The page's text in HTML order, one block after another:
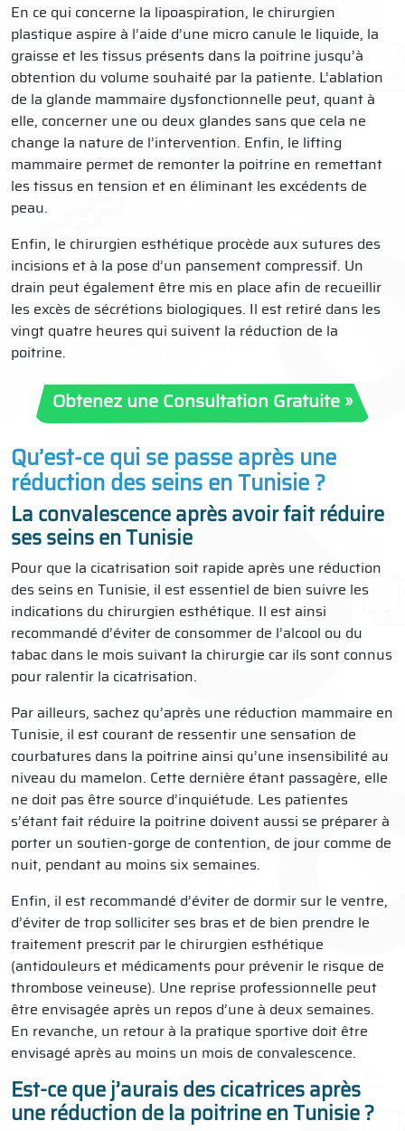
En ce qui concerne la lipoaspiration, le chirurgien
plastique aspire à l’aide d’une micro canule le liquide, la
graisse et les tissus présents dans la poitrine jusqu’à
obtention du volume souhaité par la patiente. L’ablation
de la glande mammaire dysfonctionnelle peut, quant à
elle, concerner une ou deux glandes sans que cela ne
change la nature de l’intervention. Enfin, le lifting
mammaire permet de remonter la poitrine en remettant
les tissus en tension et en éliminant les excédents de
peau.
Enfin, le chirurgien esthétique procède aux sutures des
incisions et à la pose d’un pansement compressif. Un
drain peut également être mis en place afin de recueillir
les excès de sécrétions biologiques. Il est retiré dans les
vingt quatre heures qui suivent la réduction de la
poitrine.
Obtenez une Consultation Gratuite »
Qu’est-ce qui se passe après une
réduction des seins en Tunisie ?
La convalescence après avoir fait réduire
ses seins en Tunisie
Pour que la cicatrisation soit rapide après une réduction
des seins en Tunisie, il est essentiel de bien suivre les
indications du chirurgien esthétique. Il est ainsi
recommandé d’éviter de consommer de l’alcool ou du
tabac dans le mois suivant la chirurgie car ils sont connus
pour ralentir la cicatrisation.
Par ailleurs, sachez qu’après une réduction mammaire en
Tunisie, il est courant de ressentir une sensation de
courbatures dans la poitrine ainsi qu’une insensibilité au
niveau du mamelon. Cette dernière étant passagère, elle
ne doit pas être source d’inquiétude. Les patientes
s’étant fait réduire la poitrine doivent aussi se préparer à
porter un soutien-gorge de contention, de jour comme de
nuit, pendant au moins six semaines.
Enfin, il est recommandé d’éviter de dormir sur le ventre,
d’éviter de trop solliciter ses bras et de bien prendre le
traitement prescrit par le chirurgien esthétique
(antidouleurs et médicaments pour prévenir le risque de
thrombose veineuse). Une reprise professionnelle peut
être envisagée après un repos d’une à deux semaines.
En revanche, un retour à la pratique sportive doit être
envisagé après au moins un mois de convalescence.
Est-ce que j’aurais des cicatrices après
une réduction de la poitrine en Tunisie ?